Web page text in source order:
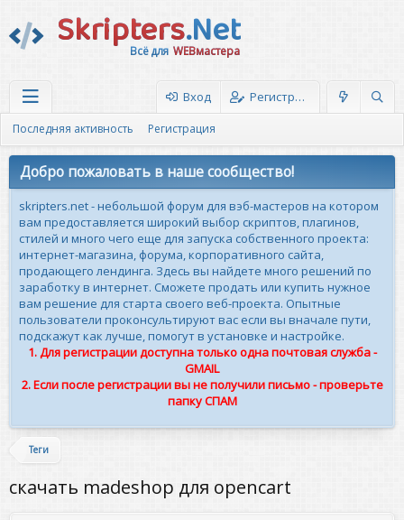
Skripters.Net
Всё для WEBмастера
Вход Регистрация
Последняя активность Регистрация
Добро пожаловать в наше сообщество!
skripters.net - небольшой форум для вэб-мастеров на котором
вам предоставляется широкий выбор скриптов, плагинов,
стилей и много чего еще для запуска собственного проекта:
интернет-магазина, форума, корпоративного сайта,
продающего лендинга. Здесь вы найдете много решений по
заработку в интернет. Сможете продать или купить нужное
вам решение для старта своего веб-проекта. Опытные
пользователи проконсультируют вас если вы вначале пути,
подскажут как лучше, помогут в установке и настройке.
1. Для регистрации доступна только одна почтовая служба -
GMAIL
2. Если после регистрации вы не получили письмо - проверьте
папку СПАМ
Теги
скачать madeshop для opencart